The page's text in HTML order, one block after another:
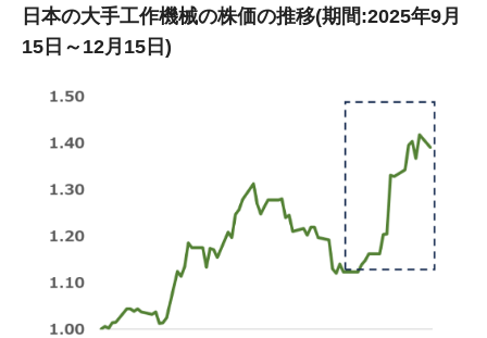
日本の大手工作機械の株価の推移(期間:2025年9月
15日～12月15日)